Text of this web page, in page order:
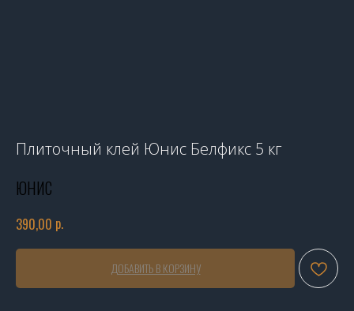
Плиточный клей Юнис Белфикс 5 кг
ЮНИС
390,00 р.
ДОБАВИТЬ В КОРЗИНУ